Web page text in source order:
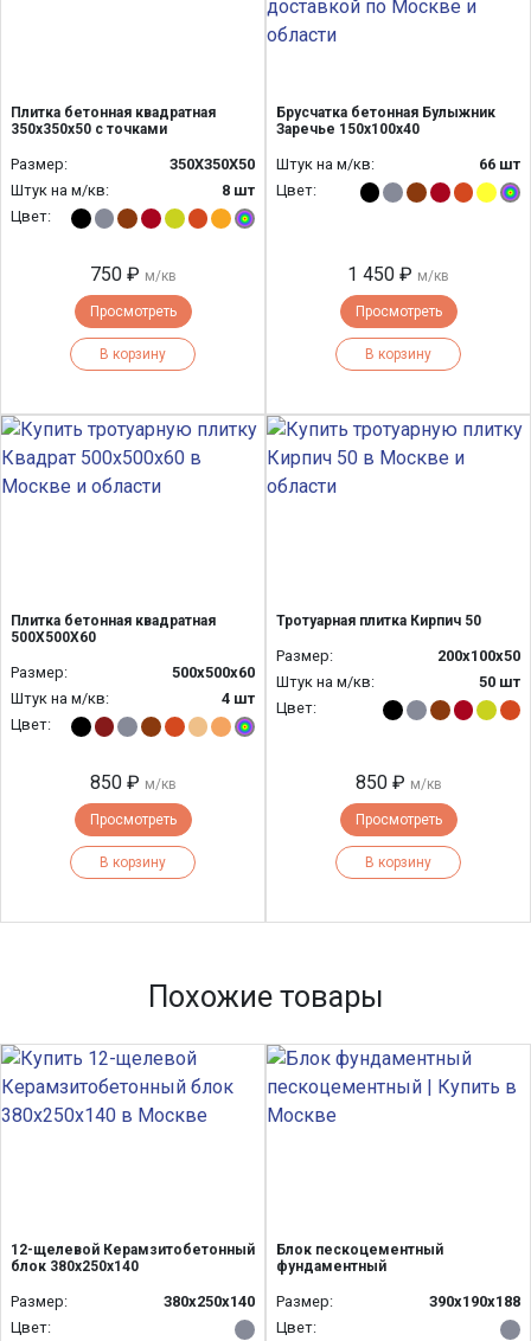
Плитка бетонная квадратная
350х350х50 с точками
Размер:
350Х350Х50
Штук на м/кв:
8 шт
Цвет:
750 ₽ м/кв
Просмотреть
В корзину
Брусчатка бетонная Булыжник
Заречье 150х100х40
Штук на м/кв:
66 шт
Цвет:
1 450 ₽ м/кв
Просмотреть
В корзину
Плитка бетонная квадратная
500Х500Х60
Размер:
500х500х60
Штук на м/кв:
4 шт
Цвет:
850 ₽ м/кв
Просмотреть
В корзину
Тротуарная плитка Кирпич 50
Размер:
200x100x50
Штук на м/кв:
50 шт
Цвет:
850 ₽ м/кв
Просмотреть
В корзину
Похожие товары
12-щелевой Керамзитобетонный
блок 380x250x140
Размер:
380x250x140
Цвет:
Блок пескоцементный
фундаментный
Размер:
390х190х188
Цвет: